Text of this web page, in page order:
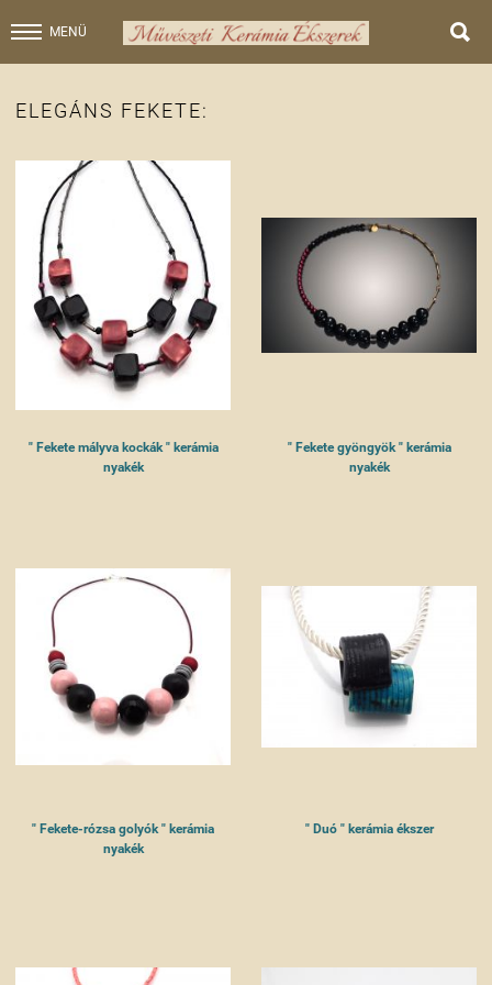
MENÜ 
ELEGÁNS FEKETE:
" Fekete mályva kockák " kerámia
nyakék
" Fekete gyöngyök " kerámia
nyakék
" Fekete-rózsa golyók " kerámia
nyakék
" Duó " kerámia ékszer